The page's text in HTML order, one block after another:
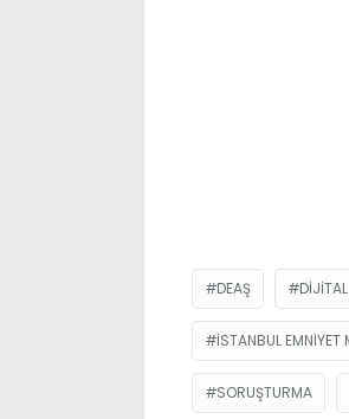
DEAŞ
İSTANBUL EMNIYET
SORUŞTURMA